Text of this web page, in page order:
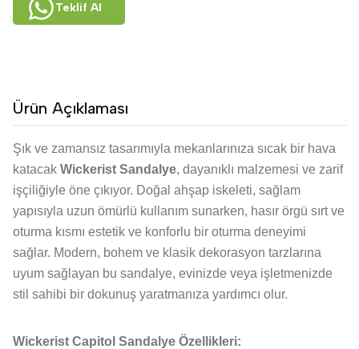
Teklif Al
Ürün Açıklaması
Şık ve zamansız tasarımıyla mekanlarınıza sıcak bir hava
katacak Wickerist Sandalye, dayanıklı malzemesi ve zarif
işçiliğiyle öne çıkıyor. Doğal ahşap iskeleti, sağlam
yapısıyla uzun ömürlü kullanım sunarken, hasır örgü sırt ve
oturma kısmı estetik ve konforlu bir oturma deneyimi
sağlar. Modern, bohem ve klasik dekorasyon tarzlarına
uyum sağlayan bu sandalye, evinizde veya işletmenizde
stil sahibi bir dokunuş yaratmanıza yardımcı olur.
Wickerist Capitol Sandalye Özellikleri: